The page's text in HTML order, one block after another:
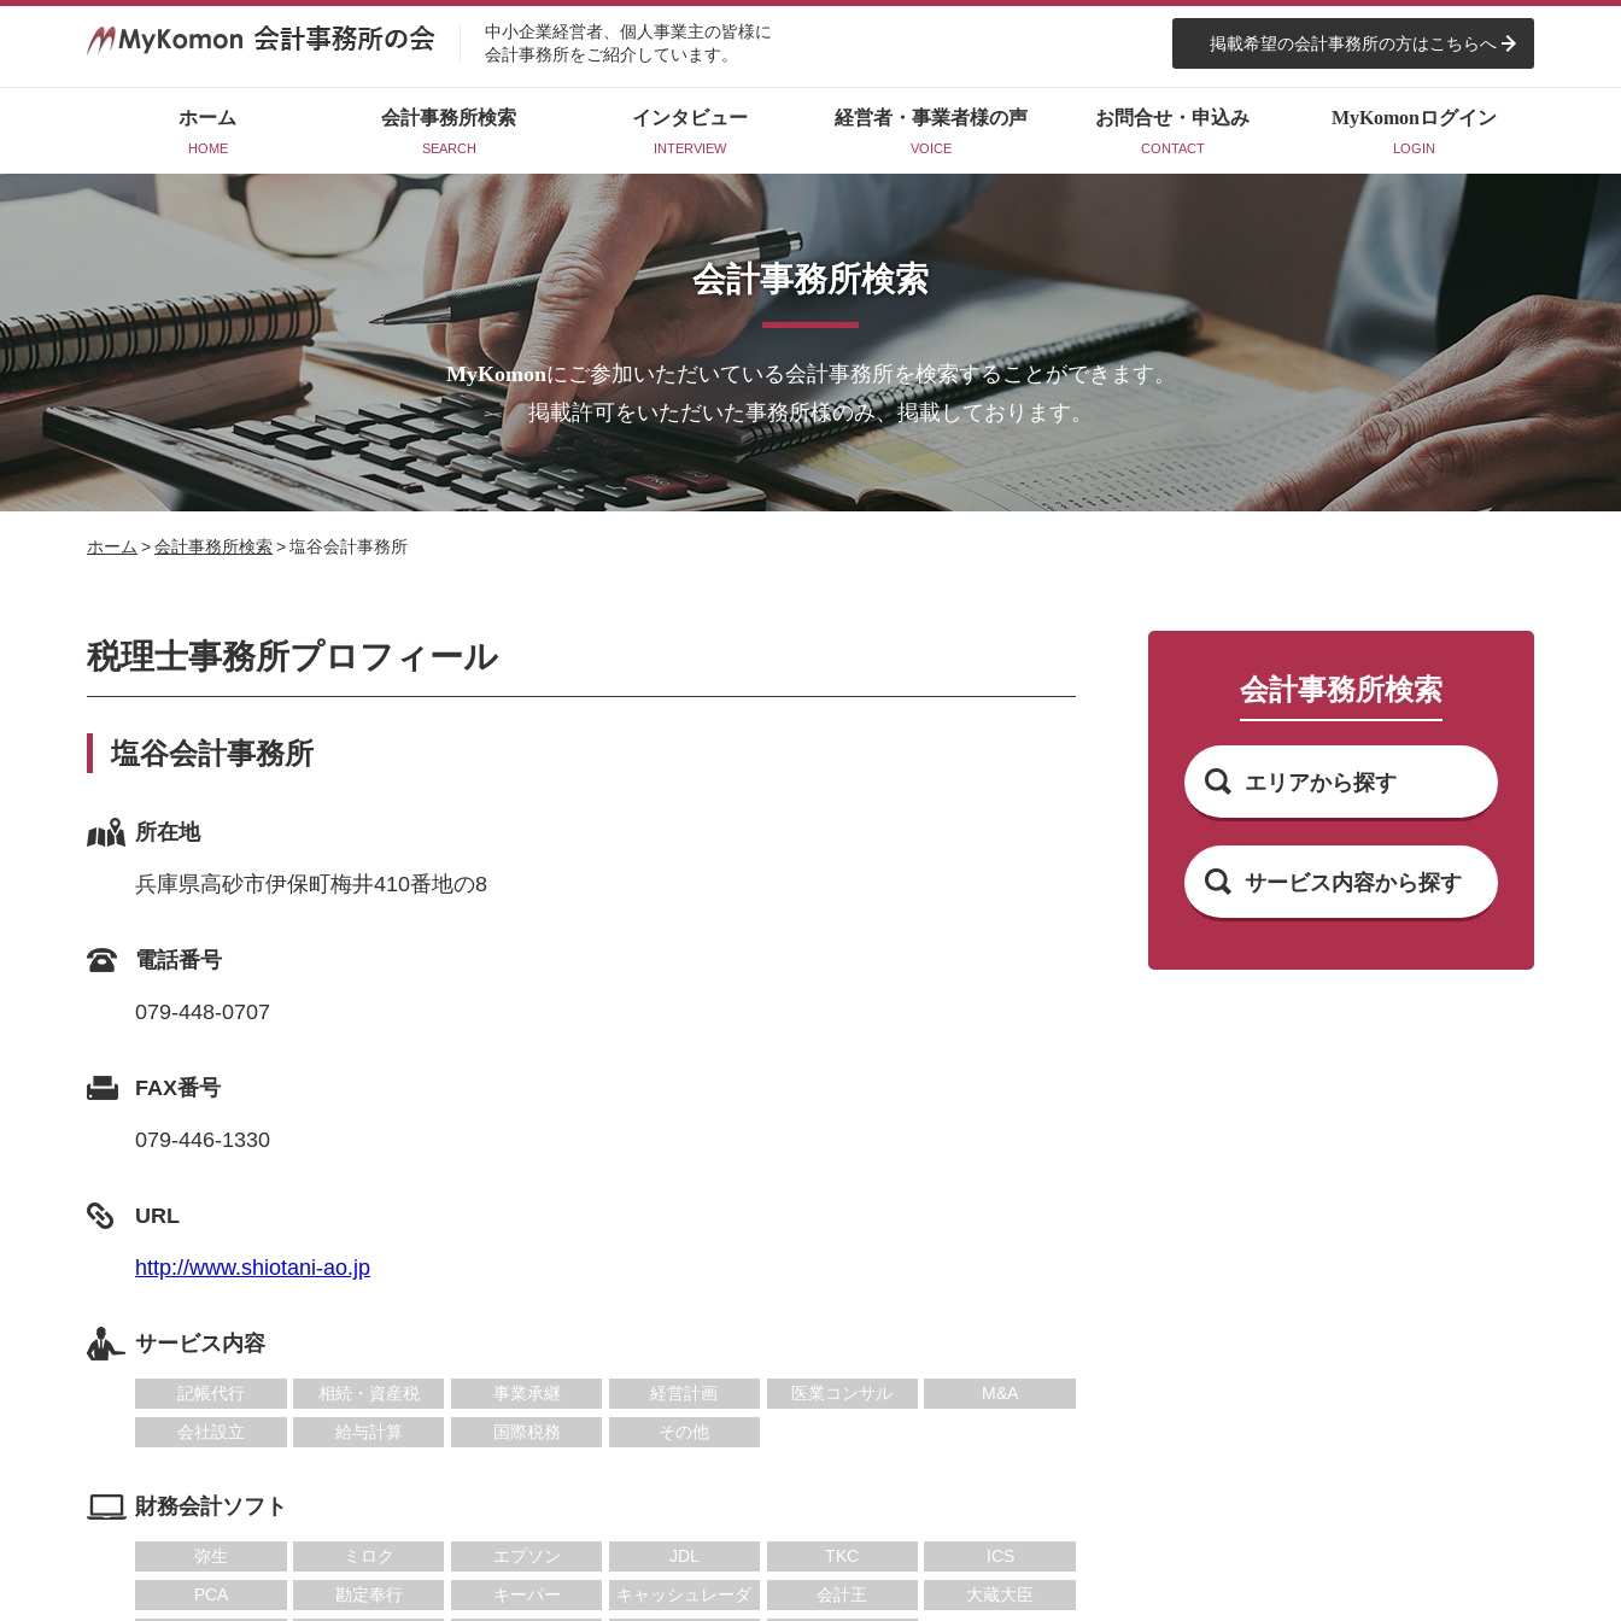
中小企業経営者、個人事業主の皆様に
会計事務所をご紹介しています。
掲載希望の会計事務所の方はこちらへ
ホーム
HOME
会計事務所検索
SEARCH
インタビュー
INTERVIEW
経営者・事業者様の声
VOICE
お問合せ・申込み
CONTACT
MyKomon ログイン
LOGIN
会計事務所検索
MyKomonにご参加いただいている会計事務所を検索することができます。
掲載許可をいただいた事務所様のみ、掲載しております。
ホーム >会計事務所検索>塩谷会計事務所
税理士事務所プロフィール
塩谷会計事務所
所在地
兵庫県高砂市伊保町梅井410番地の8
電話番号
079-448-0707
FAX番号
079-446-1330
URL
http://www.shiotani-ao.jp
サービス内容
記帳代行 相続・資産税 事業承継 経営計画 医業コンサル
M&A
会社設立
給与計算 国際税務 その他
財務会計ソフト
弥生 ミロク エプソン JDL TKC
ICS
PCA
勘定奉行 キーパー
キャッシュレーダ
会計王 大蔵大臣
会計事務所検索
エリアから探す
サービス内容から探す